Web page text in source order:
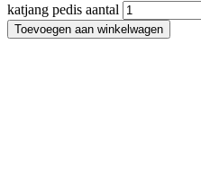
katjang pedis aantal
Toevoegen aan winkelwagen